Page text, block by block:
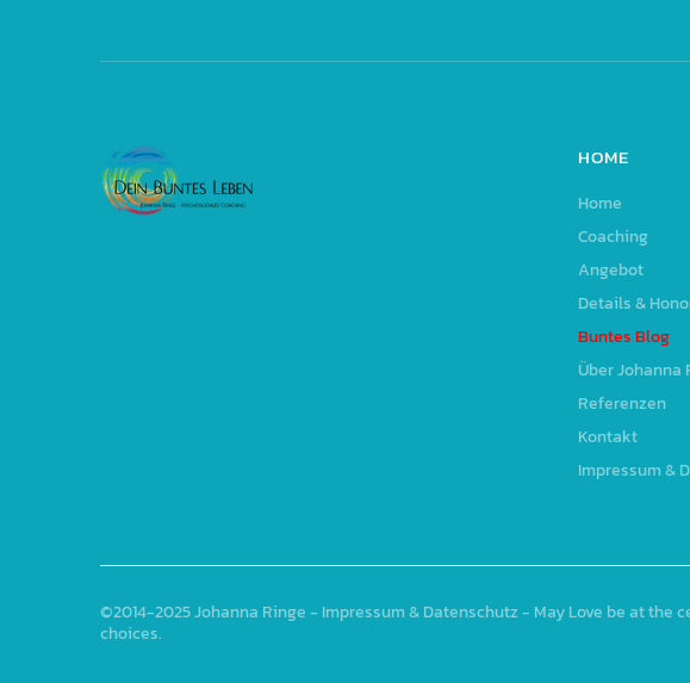
HOME
Home
Coaching
Angebot
Details &
Buntes Blog
Über Johanna
Referenzen
Kontakt
Impressum &
©2014-2025Johanna Ringe- Impressum & Datenschutz- May Love be at the
choices